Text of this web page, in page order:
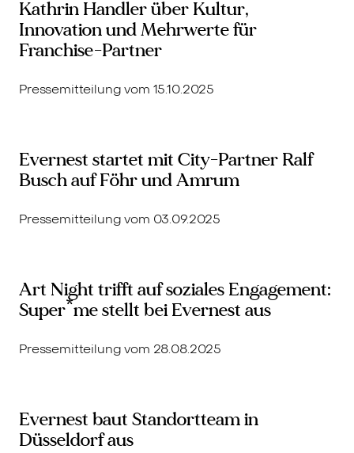
Kathrin Handler über Kultur,
Innovation und Mehrwerte für
Franchise-Partner
Pressemitteilung vom 15.10.2025
Evernest startet mit City-Partner Ralf
Busch auf Föhr und Amrum
Pressemitteilung vom 03.09.2025
Art Night trifft auf soziales Engagement:
Super*me stellt bei Evernest aus
Pressemitteilung vom 28.08.2025
Evernest baut Standortteam in
Düsseldorf aus